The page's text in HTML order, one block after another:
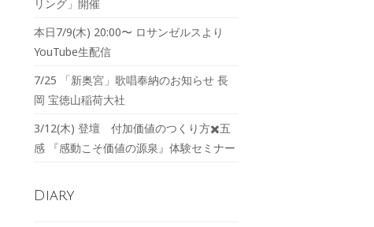
リング」開催
本日7/9(木) 20:00〜 ロサンゼルスより
YouTube生配信
7/25 「新奥宮」歌唱奉納のお知らせ 長
岡 宝徳山稲荷大社
3/12(木) 登壇 付加価値のつくり方✖️五
感 『感動こそ価値の源泉』体験セミナー
Diary